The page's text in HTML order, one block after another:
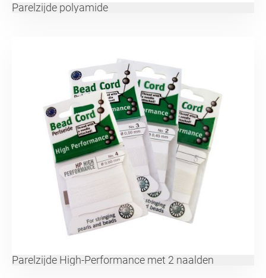
Parelzijde polyamide
Parelzijde High-Performance met 2 naalden